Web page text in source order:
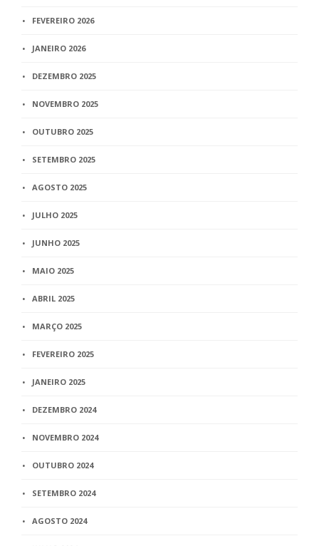
FEVEREIRO 2026
JANEIRO 2026
DEZEMBRO 2025
NOVEMBRO 2025
OUTUBRO 2025
SETEMBRO 2025
AGOSTO 2025
JULHO 2025
JUNHO 2025
MAIO 2025
ABRIL 2025
MARÇO 2025
FEVEREIRO 2025
JANEIRO 2025
DEZEMBRO 2024
NOVEMBRO 2024
OUTUBRO 2024
SETEMBRO 2024
AGOSTO 2024